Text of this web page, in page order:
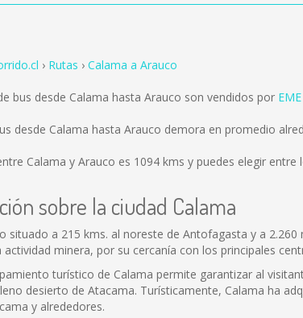
Rutas Calama a Arauco
bus desde Calama hasta Arauco son vendidos por
desde Calama hasta Arauco demora en promedio
Calama y Arauco es 1094 kms y puedes elegir entre
sobre la ciudad Calama
situado a 215 kms. al noreste de Antofagasta y a 2.260
actividad minera, por su cercanía con los principales
turístico de Calama permite garantizar al
desierto de Atacama. Turísticamente, Calama ha
y alrededores.